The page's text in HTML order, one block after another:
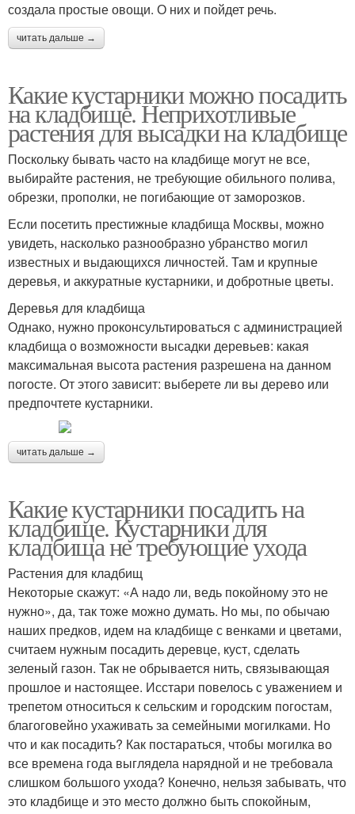
создала простые овощи. О них и пойдет речь.
читать дальше →
Какие кустарники можно посадить
на кладбище. Неприхотливые
растения для высадки на кладбище
Поскольку бывать часто на кладбище могут не все,
выбирайте растения, не требующие обильного полива,
обрезки, прополки, не погибающие от заморозков.
Если посетить престижные кладбища Москвы, можно
увидеть, насколько разнообразно убранство могил
известных и выдающихся личностей. Там и крупные
деревья, и аккуратные кустарники, и добротные цветы.
Деревья для кладбища
Однако, нужно проконсультироваться с администрацией
кладбища о возможности высадки деревьев: какая
максимальная высота растения разрешена на данном
погосте. От этого зависит: выберете ли вы дерево или
предпочтете кустарники.
читать дальше →
Какие кустарники посадить на
кладбище. Кустарники для
кладбища не требующие ухода
Растения для кладбищ
Некоторые скажут: «А надо ли, ведь покойному это не
нужно», да, так тоже можно думать. Но мы, по обычаю
наших предков, идем на кладбище с венками и цветами,
считаем нужным посадить деревце, куст, сделать
зеленый газон. Так не обрывается нить, связывающая
прошлое и настоящее. Исстари повелось с уважением и
трепетом относиться к сельским и городским погостам,
благоговейно ухаживать за семейными могилками. Но
что и как посадить? Как постараться, чтобы могилка во
все времена года выглядела нарядной и не требовала
слишком большого ухода? Конечно, нельзя забывать, что
это кладбище и это место должно быть спокойным,